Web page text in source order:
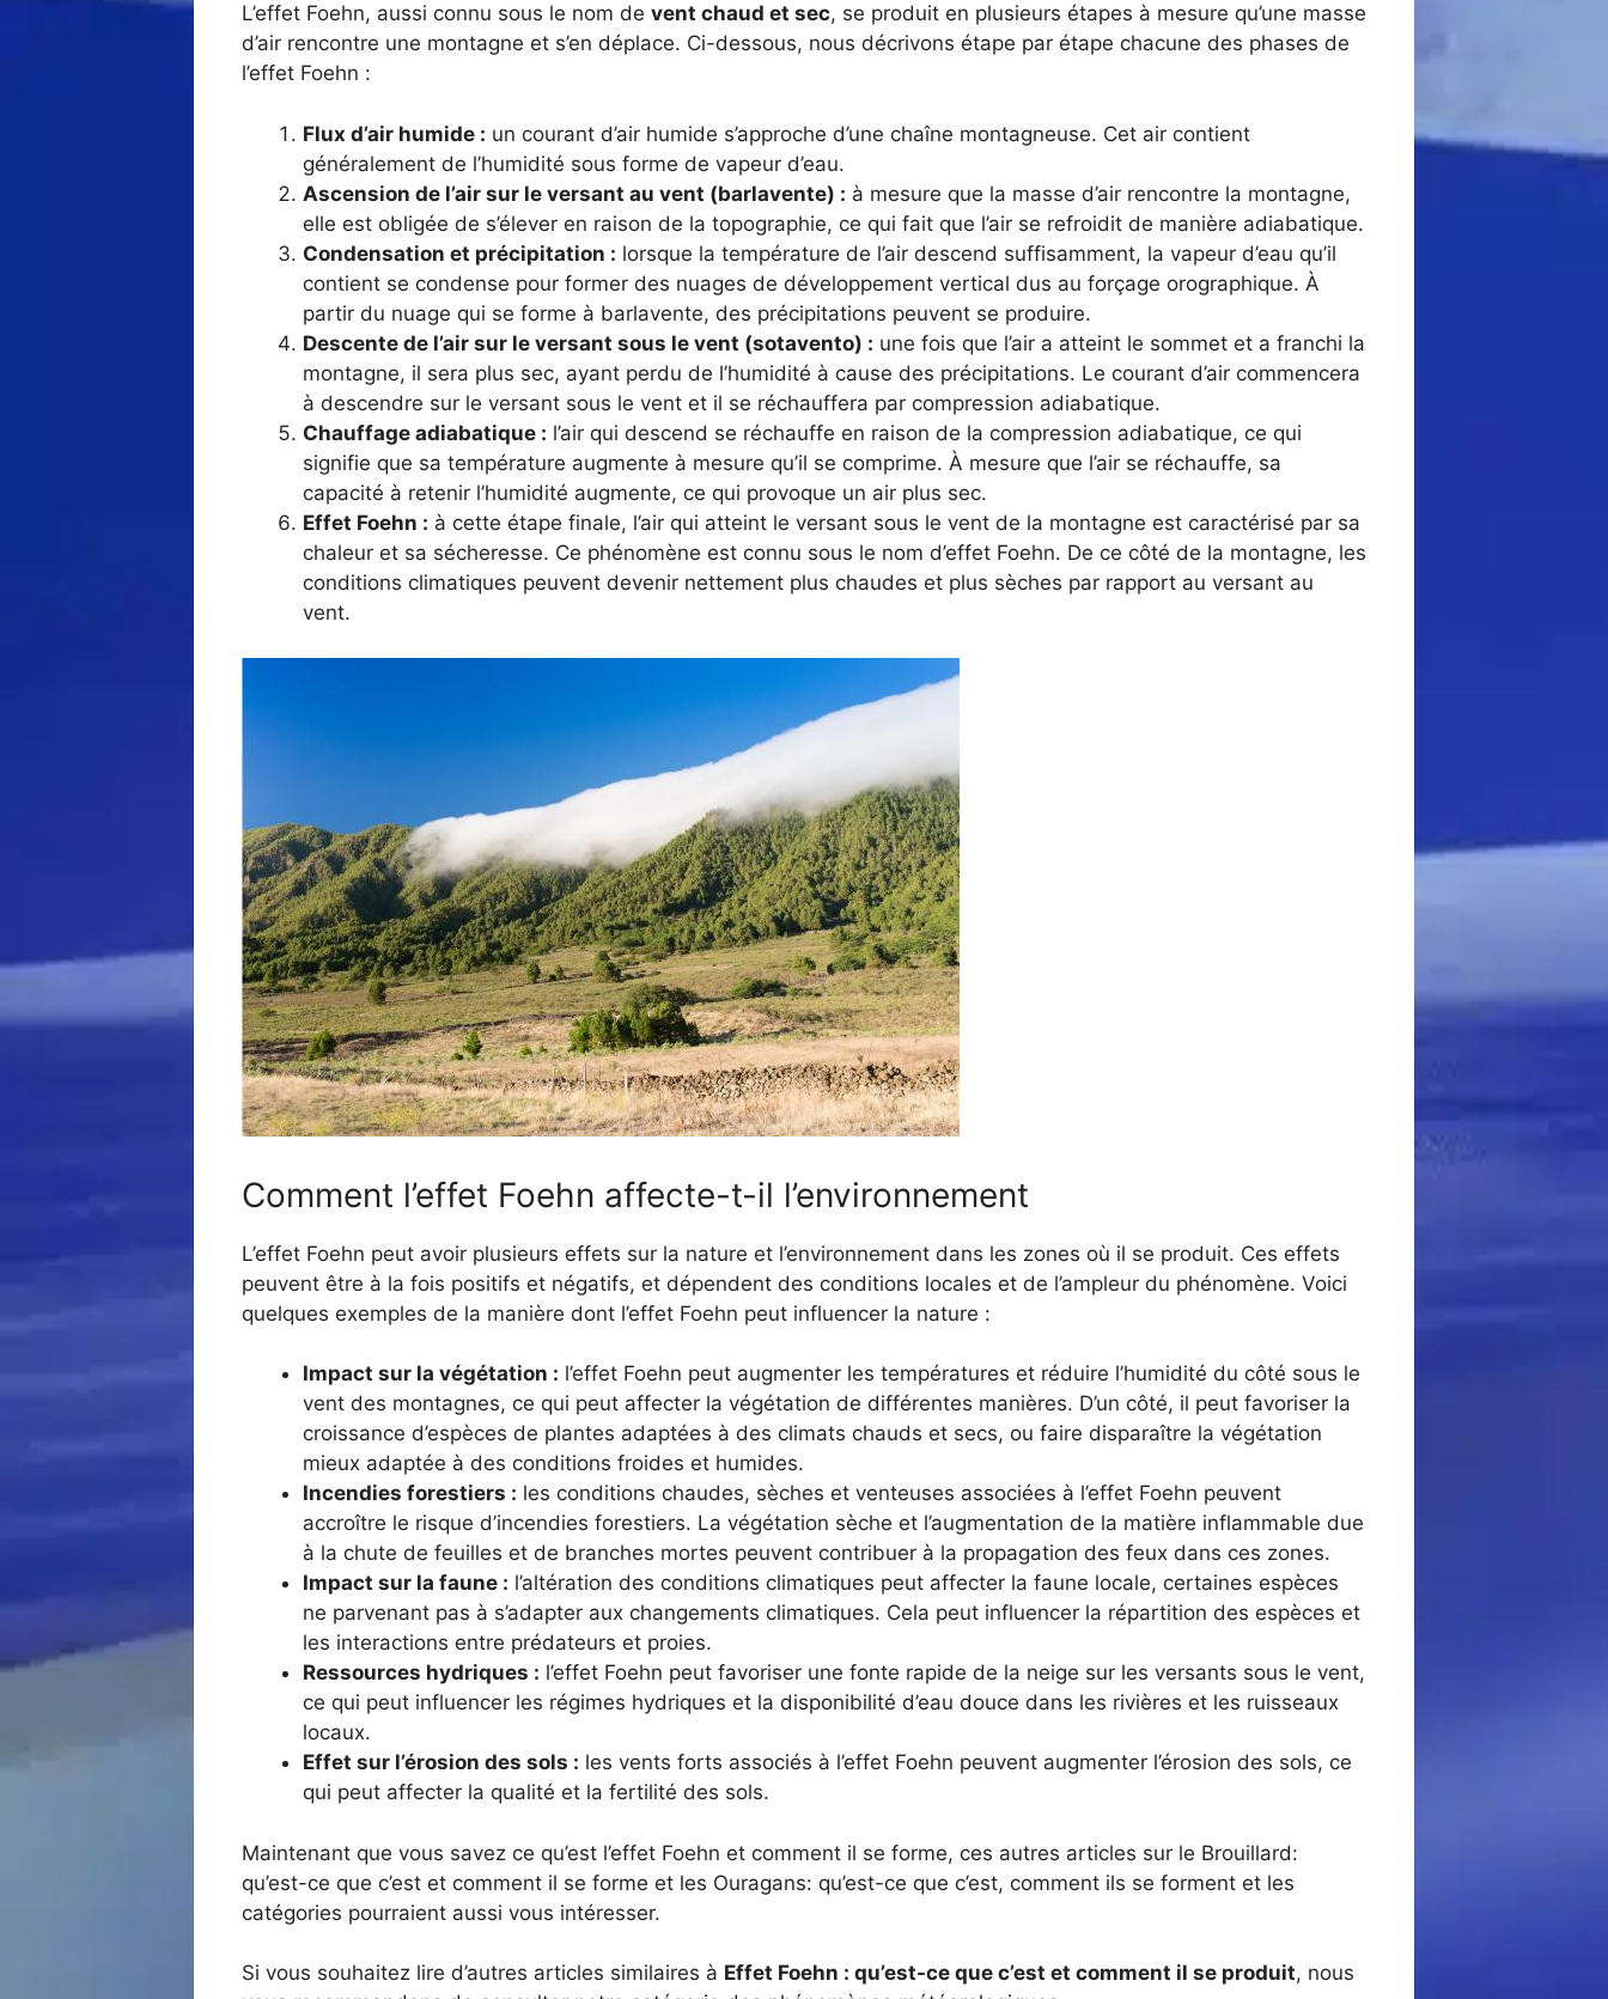
L’effet Foehn, aussi connu sous le nom de vent chaud et sec, se produit en plusieurs étapes à mesure qu’une masse
d’air rencontre une montagne et s’en déplace. Ci-dessous, nous décrivons étape par étape chacune des phases de
l’effet Foehn :
Flux d’air humide : un courant d’air humide s’approche d’une chaîne montagneuse. Cet air contient
généralement de l’humidité sous forme de vapeur d’eau.
Ascension de l’air sur le versant au vent (barlavente) : à mesure que la masse d’air rencontre la montagne,
elle est obligée de s’élever en raison de la topographie, ce qui fait que l’air se refroidit de manière adiabatique.
Condensation et précipitation : lorsque la température de l’air descend suffisamment, la vapeur d’eau qu’il
contient se condense pour former des nuages de développement vertical dus au forçage orographique. À
partir du nuage qui se forme à barlavente, des précipitations peuvent se produire.
Descente de l’air sur le versant sous le vent (sotavento) : une fois que l’air a atteint le sommet et a franchi la
montagne, il sera plus sec, ayant perdu de l’humidité à cause des précipitations. Le courant d’air commencera
à descendre sur le versant sous le vent et il se réchauffera par compression adiabatique.
Chauffage adiabatique : l’air qui descend se réchauffe en raison de la compression adiabatique, ce qui
signifie que sa température augmente à mesure qu’il se comprime. À mesure que l’air se réchauffe, sa
capacité à retenir l’humidité augmente, ce qui provoque un air plus sec.
Effet Foehn : à cette étape finale, l’air qui atteint le versant sous le vent de la montagne est caractérisé par sa
chaleur et sa sécheresse. Ce phénomène est connu sous le nom d’effet Foehn. De ce côté de la montagne, les
conditions climatiques peuvent devenir nettement plus chaudes et plus sèches par rapport au versant au
vent.
Comment l’effet Foehn affecte-t-il l’environnement
L’effet Foehn peut avoir plusieurs effets sur la nature et l’environnement dans les zones où il se produit. Ces effets
peuvent être à la fois positifs et négatifs, et dépendent des conditions locales et de l’ampleur du phénomène. Voici
quelques exemples de la manière dont l’effet Foehn peut influencer la nature :
Impact sur la végétation : l’effet Foehn peut augmenter les températures et réduire l’humidité du côté sous le
vent des montagnes, ce qui peut affecter la végétation de différentes manières. D’un côté, il peut favoriser la
croissance d’espèces de plantes adaptées à des climats chauds et secs, ou faire disparaître la végétation
mieux adaptée à des conditions froides et humides.
Incendies forestiers : les conditions chaudes, sèches et venteuses associées à l’effet Foehn peuvent
accroître le risque d’incendies forestiers. La végétation sèche et l’augmentation de la matière inflammable due
à la chute de feuilles et de branches mortes peuvent contribuer à la propagation des feux dans ces zones.
Impact sur la faune : l’altération des conditions climatiques peut affecter la faune locale, certaines espèces
ne parvenant pas à s’adapter aux changements climatiques. Cela peut influencer la répartition des espèces et
les interactions entre prédateurs et proies.
Ressources hydriques : l’effet Foehn peut favoriser une fonte rapide de la neige sur les versants sous le vent,
ce qui peut influencer les régimes hydriques et la disponibilité d’eau douce dans les rivières et les ruisseaux
locaux.
Effet sur l’érosion des sols : les vents forts associés à l’effet Foehn peuvent augmenter l’érosion des sols, ce
qui peut affecter la qualité et la fertilité des sols.
Maintenant que vous savez ce qu’est l’effet Foehn et comment il se forme, ces autres articles sur le Brouillard:
qu’est-ce que c’est et comment il se forme et les Ouragans: qu’est-ce que c’est, comment ils se forment et les
catégories pourraient aussi vous intéresser.
Si vous souhaitez lire d’autres articles similaires à Effet Foehn : qu’est-ce que c’est et comment il se produit, nous